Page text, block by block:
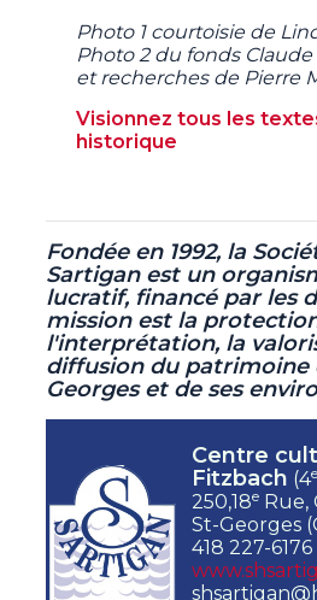
Photo 1 courtoisie de
Photo 2 du fonds
et recherches de Pierre
Visionnez tous les
historique
Fondée en 1992, la
Sartigan est un
lucratif, financé par les
mission est la
l'interprétation, la
diffusion du patrimoine
Georges et de ses
Centre
Fitzbach (4e
250,18e Rue,
St-Georges
418 227-6176